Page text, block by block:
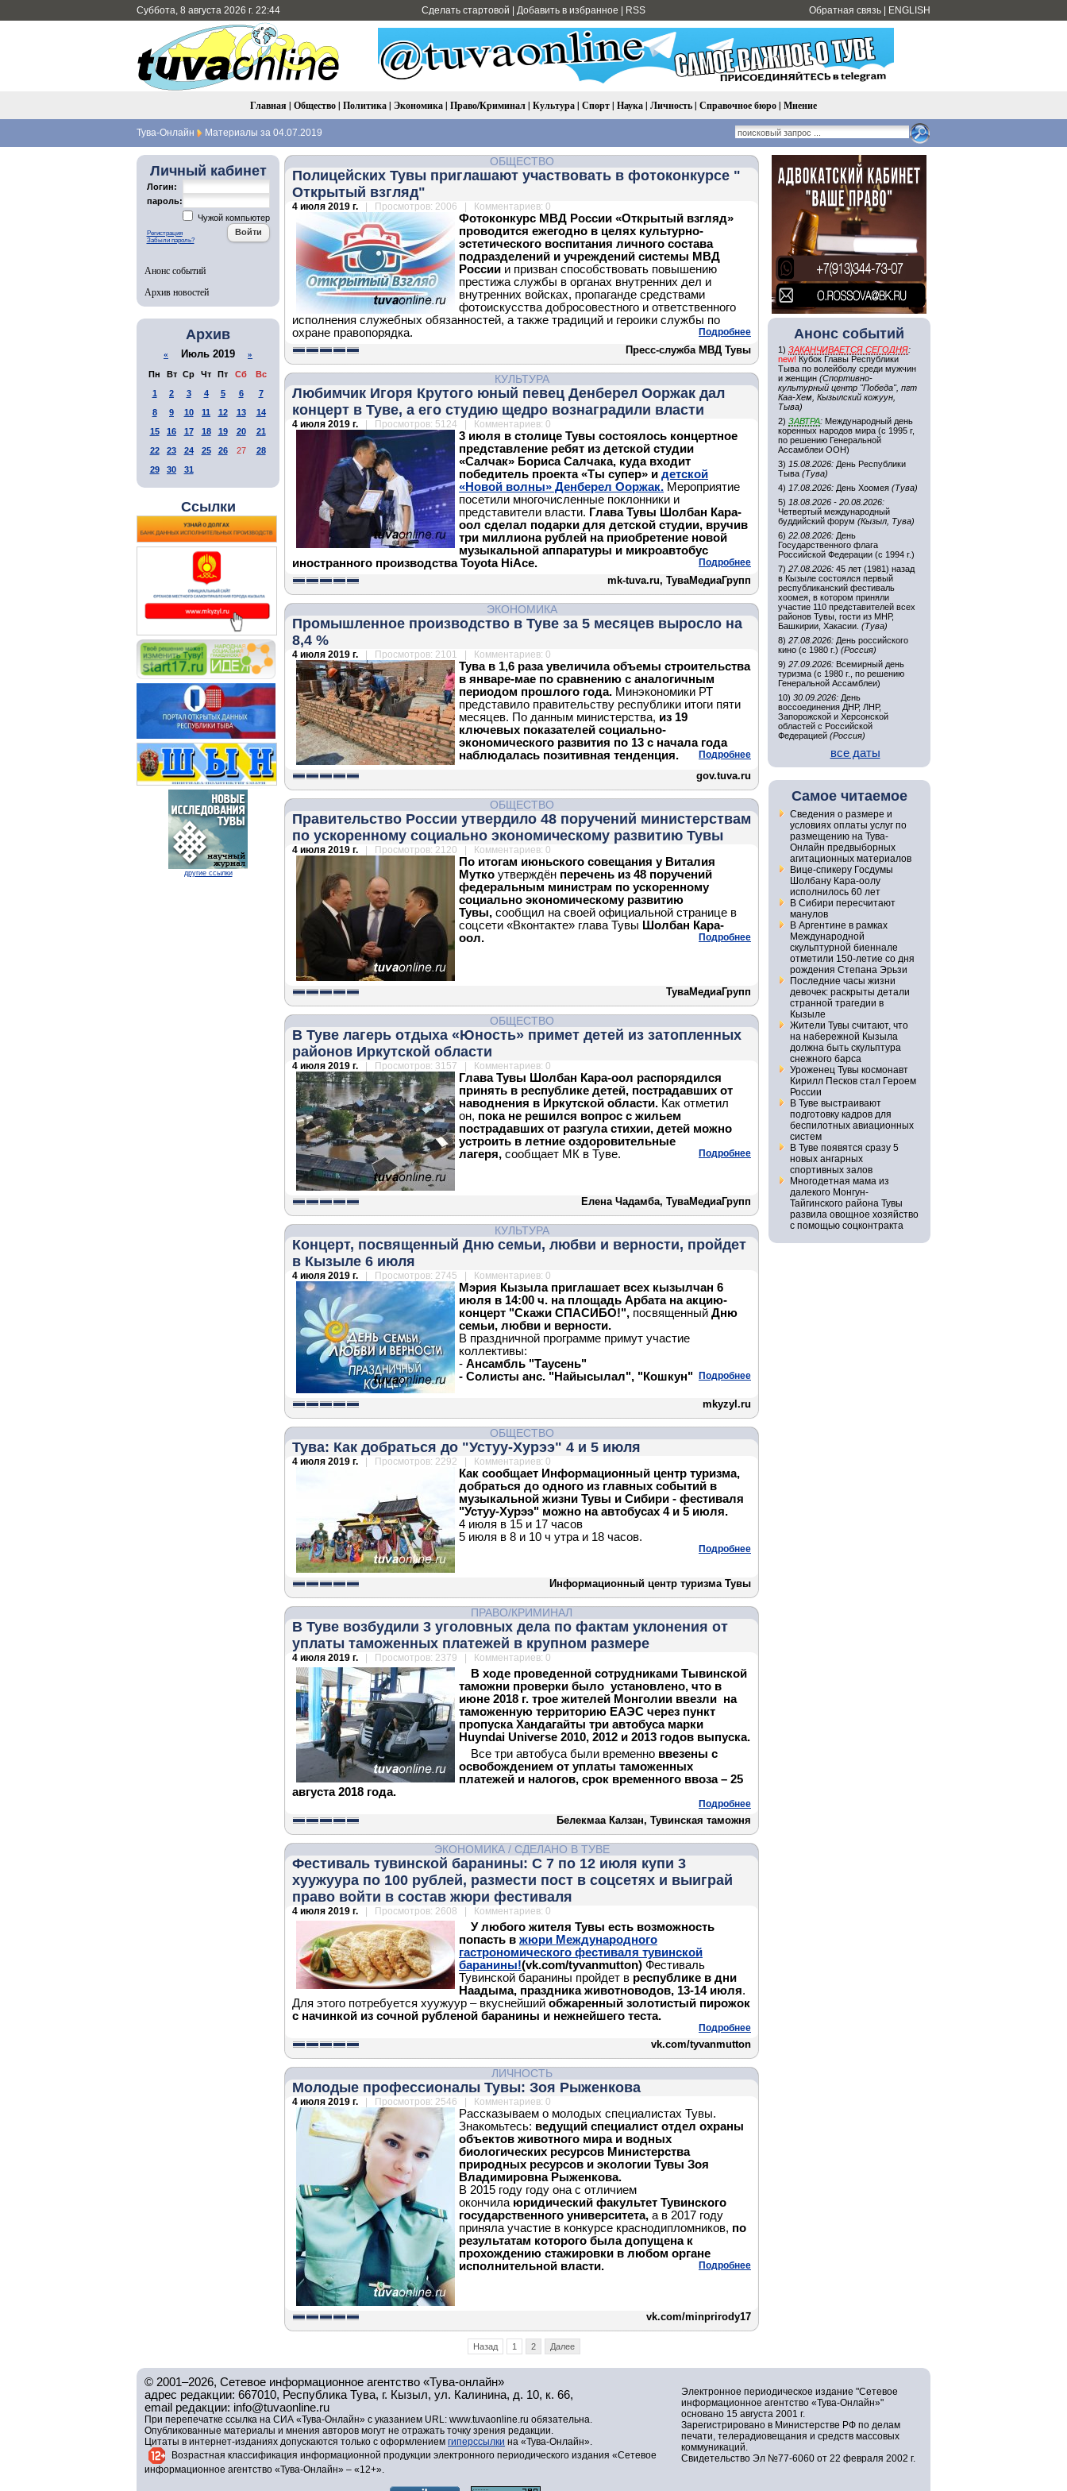
Суббота, 8 августа 2026 г. 22:44 Сделать стартовой Добавить в избранное RSS Обратная связь ENGLISH
Главная | Общество| Политика| Экономика| Право/Криминал| Культура| Спорт| Наука| Личность| Справочное бюро| Мнение
Тува-Онлайн Материалы за 04.07.2019
Личный кабинет
Логин:
пароль:
Чужой компьютер
Регистрация
Забыли пароль?
Анонс событий
Архив новостей
Архив
« Июль 2019 »
Пн Вт Ср Чт Пт Сб
Вс
1
2 3 4 5 6
7
8
9 10 11 12 13
14
15
16 17 18 19 20
21
22
23 24 25 26 27
28
29
30 31
Ссылки
другие ссылки
ОБЩЕСТВО
Полицейских Тувы приглашают участвовать в фотоконкурсе "
Открытый взгляд"
4 июля 2019 г. | Просмотров: 2006 | Комментариев: 0
Фотоконкурс МВД России «Открытый взгляд»
проводится ежегодно в целях культурно-
эстетического воспитания личного состава
подразделений и учреждений системы МВД
России и призван способствовать повышению
престижа службы в органах внутренних дел и
внутренних войсках, пропаганде средствами
фотоискусства добросовестного и ответственного
исполнения служебных обязанностей, а также традиций и героики службы по
охране правопорядка.
Подробнее
Пресс-служба МВД Тувы
КУЛЬТУРА
Любимчик Игоря Крутого юный певец Денберел Ооржак дал
концерт в Туве, а его студию щедро вознаградили власти
4 июля 2019 г. | Просмотров: 5124 | Комментариев: 0
3 июля в столице Тувы состоялось концертное
представление ребят из детской студии
«Салчак» Бориса Салчака, куда входит
победитель проекта «Ты супер» и детской
«Новой волны» Денберел Ооржак. Мероприятие
посетили многочисленные поклонники и
представители власти. Глава Тувы Шолбан Кара-
оол сделал подарки для детской студии, вручив
три миллиона рублей на приобретение новой
музыкальной аппаратуры и микроавтобус
иностранного производства Toyota HiAce.
Подробнее
mk-tuva.ru, ТуваМедиаГрупп
ЭКОНОМИКА
Промышленное производство в Туве за 5 месяцев выросло на
8,4 %
4 июля 2019 г. | Просмотров: 2101 | Комментариев: 0
Тува в 1,6 раза увеличила объемы строительства
в январе-мае по сравнению с аналогичным
периодом прошлого года. Минэкономики РТ
представило правительству республики итоги пяти
месяцев. По данным министерства, из 19
ключевых показателей социально-
экономического развития по 13 с начала года
наблюдалась позитивная тенденция.
Подробнее
gov.tuva.ru
ОБЩЕСТВО
Правительство России утвердило 48 поручений министерствам
по ускоренному социально экономическому развитию Тувы
4 июля 2019 г. | Просмотров: 2120 | Комментариев: 0
По итогам июньского совещания у Виталия
Мутко утверждён перечень из 48 поручений
федеральным министрам по ускоренному
социально экономическому развитию
Тувы, сообщил на своей официальной странице в
соцсети «Вконтакте» глава Тувы Шолбан Кара-
оол.
Подробнее
ТуваМедиаГрупп
ОБЩЕСТВО
В Туве лагерь отдыха «Юность» примет детей из затопленных
районов Иркутской области
4 июля 2019 г. | Просмотров: 3157 | Комментариев: 0
Глава Тувы Шолбан Кара-оол распорядился
принять в республике детей, пострадавших от
наводнения в Иркутской области. Как отметил
он, пока не решился вопрос с жильем
пострадавших от разгула стихии, детей можно
устроить в летние оздоровительные
лагеря, сообщает МК в Туве. Подробнее
Елена Чадамба, ТуваМедиаГрупп
КУЛЬТУРА
Концерт, посвященный Дню семьи, любви и верности, пройдет
в Кызыле 6 июля
4 июля 2019 г. | Просмотров: 2745 | Комментариев: 0
Мэрия Кызыла приглашает всех кызылчан 6
июля в 14:00 ч. на площадь Арбата на акцию-
концерт "Скажи СПАСИБО!", посвященный Дню
семьи, любви и верности.
В праздничной программе примут участие
коллективы:
- Ансамбль "Таусень"
- Солисты анс. "Найысылал", "Кошкун"
Подробнее
mkyzyl.ru
ОБЩЕСТВО
Тува: Как добраться до "Устуу-Хурээ" 4 и 5 июля
4 июля 2019 г. | Просмотров: 2292 | Комментариев: 0
Как сообщает Информационный центр туризма,
добраться до одного из главных событий в
музыкальной жизни Тувы и Сибири - фестиваля
"Устуу-Хурээ" можно на автобусах 4 и 5 июля.
4 июля в 15 и 17 часов
5 июля в 8 и 10 ч утра и 18 часов.
Подробнее
Информационный центр туризма Тувы
ПРАВО/КРИМИНАЛ
В Туве возбудили 3 уголовных дела по фактам уклонения от
уплаты таможенных платежей в крупном размере
4 июля 2019 г. | Просмотров: 2379 | Комментариев: 0
В ходе проведенной сотрудниками Тывинской
таможни проверки было установлено, что в
июне 2018 г. трое жителей Монголии ввезли на
таможенную территорию ЕАЭС через пункт
пропуска Хандагайты три автобуса марки
Huyndai Universe 2010, 2012 и 2013 годов выпуска.
Все три автобуса были временно ввезены с
освобождением от уплаты таможенных
платежей и налогов, срок временного ввоза – 25
августа 2018 года.
Подробнее
Белекмаа Калзан, Тувинская таможня
ЭКОНОМИКА/ СДЕЛАНО В ТУВЕ
Фестиваль тувинской баранины: С 7 по 12 июля купи 3
хуужуура по 100 рублей, размести пост в соцсетях и выиграй
право войти в состав жюри фестиваля
4 июля 2019 г. | Просмотров: 2608 | Комментариев: 0
У любого жителя Тувы есть возможность
попасть в жюри Международного
гастрономического фестиваля тувинской
баранины!(vk.com/tyvanmutton) Фестиваль
Тувинской баранины пройдет в республике в дни
Наадыма, праздника животноводов, 13-14 июля.
Для этого потребуется хуужуур – вкуснейший обжаренный золотистый пирожок
с начинкой из сочной рубленой баранины и нежнейшего теста.
Подробнее
vk.com/tyvanmutton
ЛИЧНОСТЬ
Молодые профессионалы Тувы: Зоя Рыженкова
4 июля 2019 г. | Просмотров: 2546 | Комментариев: 0
Рассказываем о молодых специалистах Тувы.
Знакомьтесь: ведущий специалист отдел охраны
объектов животного мира и водных
биологических ресурсов Министерства
природных ресурсов и экологии Тувы Зоя
Владимировна Рыженкова.
В 2015 году году она с отличием
окончила юридический факультет Тувинского
государственного университета, а в 2017 году
приняла участие в конкурсе краснодипломников, по
результатам которого была допущена к
прохождению стажировки в любом органе
исполнительной власти.
Подробнее
vk.com/minprirody17
Назад 1 2 Далее
Анонс событий
1) ЗАКАНЧИВАЕТСЯ СЕГОДНЯ:
new! Кубок Главы Республики
Тыва по волейболу среди мужчин
и женщин (Спортивно-
культурный центр "Победа", пгт
Каа-Хем, Кызылский кожуун,
Тыва)
2) ЗАВТРА: Международный день
коренных народов мира (с 1995 г,
по решению Генеральной
Ассамблеи ООН)
3) 15.08.2026: День Республики
Тыва (Тува)
4) 17.08.2026: День Хоомея (Тува)
5) 18.08.2026 - 20.08.2026:
Четвертый международный
буддийский форум (Кызыл, Тува)
6) 22.08.2026: День
Государственного флага
Российской Федерации (с 1994 г.)
7) 27.08.2026: 45 лет (1981) назад
в Кызыле состоялся первый
республиканский фестиваль
хоомея, в котором приняли
участие 110 представителей всех
районов Тувы, гости из МНР,
Башкирии, Хакасии. (Тува)
8) 27.08.2026: День российского
кино (с 1980 г.) (Россия)
9) 27.09.2026: Всемирный день
туризма (с 1980 г., по решению
Генеральной Ассамблеи)
10) 30.09.2026: День
воссоединения ДНР, ЛНР,
Запорожской и Херсонской
областей с Российской
Федерацией (Россия)
все даты
Самое читаемое
Сведения о размере и
условиях оплаты услуг по
размещению на Тува-
Онлайн предвыборных
агитационных материалов
Вице-спикеру Госдумы
Шолбану Кара-оолу
исполнилось 60 лет
В Сибири пересчитают
манулов
В Аргентине в рамках
Международной
скульптурной биеннале
отметили 150-летие со дня
рождения Степана Эрьзи
Последние часы жизни
девочек: раскрыты детали
странной трагедии в
Кызыле
Жители Тувы считают, что
на набережной Кызыла
должна быть скульптура
снежного барса
Уроженец Тувы космонавт
Кирилл Песков стал Героем
России
В Туве выстраивают
подготовку кадров для
беспилотных авиационных
систем
В Туве появятся сразу 5
новых ангарных
спортивных залов
Многодетная мама из
далекого Монгун-
Тайгинского района Тувы
развила овощное хозяйство
с помощью соцконтракта
© 2001–2026, Сетевое информационное агентство «Тува-онлайн»
адрес редакции: 667010, Республика Тува, г. Кызыл, ул. Калинина, д. 10, к. 66,
email редакции: info@tuvaonline.ru
При перепечатке ссылка на СИА «Тува-Онлайн» с указанием URL: www.tuvaonline.ru обязательна.
Опубликованные материалы и мнения авторов могут не отражать точку зрения редакции.
Цитаты в интернет-изданиях допускаются только с оформлением гиперссылки на «Тува-Онлайн».
Возрастная классификация информационной продукции электронного периодического издания «Сетевое
информационное агентство «Тува-Онлайн» – «12+».
Электронное периодическое издание "Сетевое
информационное агентство «Тува-Онлайн»"
основано 15 августа 2001 г.
Зарегистрировано в Министерстве РФ по делам
печати, телерадиовещания и средств массовых
коммуникаций.
Свидетельство Эл №77-6060 от 22 февраля 2002 г.